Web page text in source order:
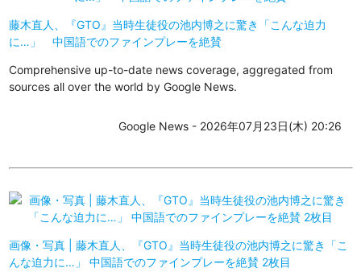
藤木直人、『GTO』当時生徒役の池内博之に驚き「こんな迫力
に…」 中国語でのファインプレーを絶賛
Comprehensive up-to-date news coverage, aggregated from
sources all over the world by Google News.
Google News - 2026年07月23日(木) 20:26
画像・写真 | 藤木直人、『GTO』当時生徒役の池内博之に驚き「こ
んな迫力に…」 中国語でのファインプレーを絶賛 2枚目